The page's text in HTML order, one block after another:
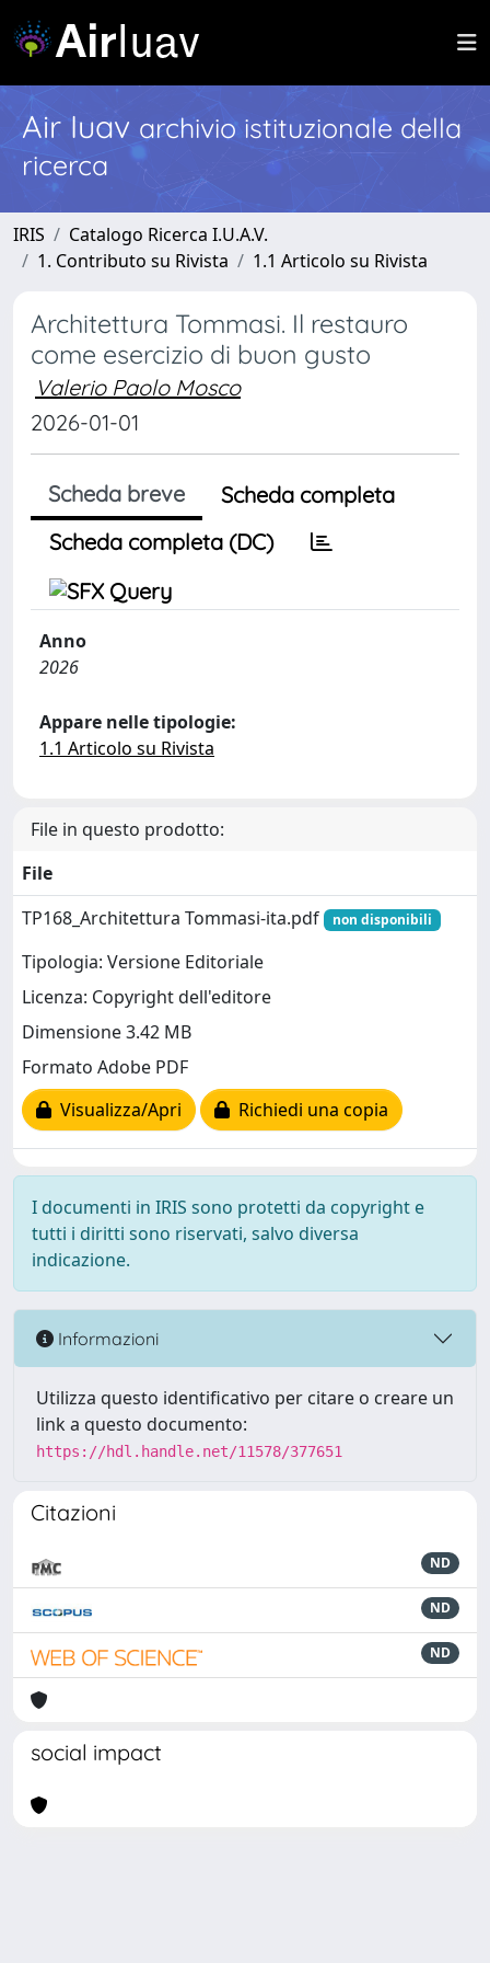
Air Iuav archivio istituzionale della
ricerca
IRIS
Catalogo Ricerca I.U.A.V.
1. Contributo su Rivista
1.1 Articolo su Rivista
Architettura Tommasi. Il restauro
come esercizio di buon gusto
Valerio Paolo Mosco
2026-01-01
Scheda breve
Scheda completa
Scheda completa (DC)
Anno
2026
Appare nelle tipologie:
1.1 Articolo su Rivista
File in questo prodotto:
File
TP168_Architettura Tommasi-ita.pdf
non disponibili
Tipologia: Versione Editoriale
Licenza: Copyright dell'editore
Dimensione 3.42 MB
Formato Adobe PDF
Visualizza/Apri
Richiedi una copia
I documenti in IRIS sono protetti da copyright e
tutti i diritti sono riservati, salvo diversa
indicazione.
Informazioni
Utilizza questo identificativo per citare o creare un
link a questo documento:
https://hdl.handle.net/11578/377651
Citazioni
ND
ND
ND
social impact